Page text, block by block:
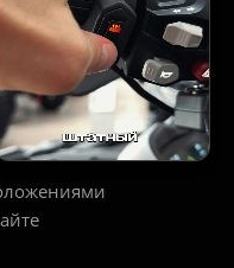
РЕЖИМ РАБОТЫ
Ежедневно:
с 10:00 до 20:00